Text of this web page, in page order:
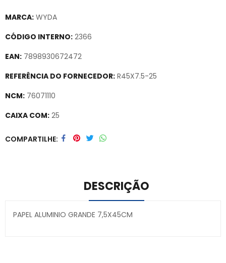
MARCA: WYDA
CÓDIGO INTERNO: 2366
EAN: 7898930672472
REFERÊNCIA DO FORNECEDOR: R45X7.5-25
NCM: 76071110
CAIXA COM: 25
Secure crypto portfolio manager for desktops and mobile –
COMPARTILHE
DESCRIÇÃO
PAPEL ALUMINIO GRANDE 7,5X45CM